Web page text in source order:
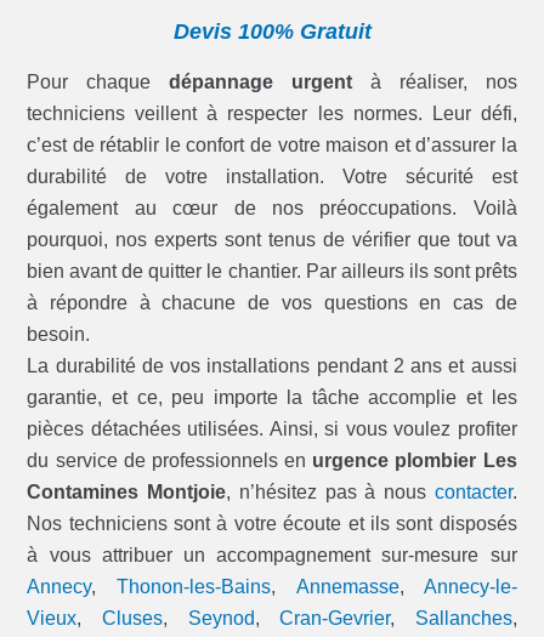
Devis 100% Gratuit
Pour chaquedépannage urgent à réaliser, nos
techniciens veillent à respecter les normes. Leur défi,
c’est de rétablir le confort de votre maison et d’assurer la
durabilité de votre installation. Votre sécurité est
également au cœur de nos préoccupations. Voilà
pourquoi, nos experts sont tenus de vérifier que tout va
bien avant de quitter le chantier. Par ailleurs ils sont prêts
à répondre à chacune de vos questions en cas de
besoin.
La durabilité de vos installations pendant 2 ans et aussi
garantie, et ce, peu importe la tâche accomplie et les
pièces détachées utilisées. Ainsi, si vous voulez profiter
du service de professionnels en urgence plombier Les
Contamines Montjoie, n’hésitez pas à nous contacter.
Nos techniciens sont à votre écoute et ils sont disposés
à vous attribuer un accompagnement sur-mesure sur
Annecy,Thonon-les-Bains, Annemasse, Annecy-le-
Vieux, Cluses, Seynod,Cran-Gevrier, Sallanches,